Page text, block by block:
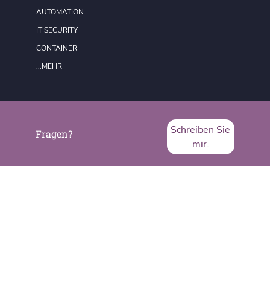
Fragen?
Schreiben Sie
mir.
DATENSCHUTZ
AUTOMATION
IT SECURITY
CONTAINER
...MEHR